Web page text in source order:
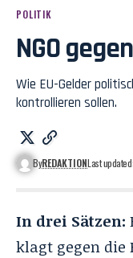
POLITIK
NGO
Wie EU-Gelder
kontrollieren sollen.
ByREDAKTIONLast
In drei Sätzen:
klagt gegen